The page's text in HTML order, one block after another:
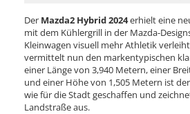
Der Mazda2 Hybrid 2024erhielt eine
mit dem Kühlergrill in der Mazda-
Kleinwagen visuell mehr Athletik
vermittelt nun den markentypischen
einer Länge von 3,940 Metern, einer
und einer Höhe von 1,505 Metern ist
wie für die Stadt geschaffen und
Landstraße aus.